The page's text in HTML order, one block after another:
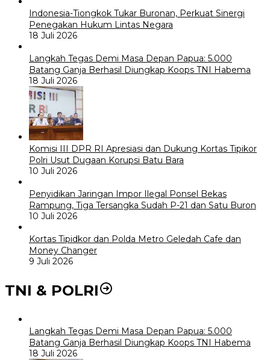
Indonesia-Tiongkok Tukar Buronan, Perkuat Sinergi
Penegakan Hukum Lintas Negara
18 Juli 2026
Langkah Tegas Demi Masa Depan Papua: 5.000
Batang Ganja Berhasil Diungkap Koops TNI Habema
18 Juli 2026
Komisi III DPR RI Apresiasi dan Dukung Kortas Tipikor
Polri Usut Dugaan Korupsi Batu Bara
10 Juli 2026
Penyidikan Jaringan Impor Ilegal Ponsel Bekas
Rampung, Tiga Tersangka Sudah P-21 dan Satu Buron
10 Juli 2026
Kortas Tipidkor dan Polda Metro Geledah Cafe dan
Money Changer
9 Juli 2026
TNI & POLRI
Langkah Tegas Demi Masa Depan Papua: 5.000
Batang Ganja Berhasil Diungkap Koops TNI Habema
18 Juli 2026